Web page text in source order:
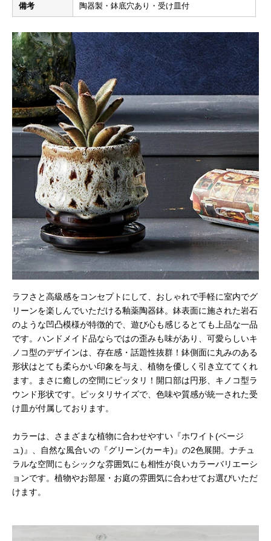
備考 陶器製・鉢底穴あり・受け皿付
ラフさと高級感をコンセプトにして、おしゃれで手軽に室内でグ
リーンを楽しんでいただける釉薬陶器鉢。鉢表面に施された岩石
のような凹凸模様が特徴的で、遊び心も感じるとても上品な一品
です。ハンドメイド品ならではの歪みも味があり、可愛らしいキ
ノコ型のデザインは、存在感・話題性抜群！鉢側面に丸みのある
形状はとても柔らかい印象を与え、植物を優しく引き立ててくれ
ます。まさに癒しの空間にピッタリ！開口部は円形、キノコ型ラ
ウンド形状です。ピッタリサイズで、色味や質感が統一された受
け皿が付属しております。
カラーは、さまざまな植物に合わせやすい『ホワイト(ベージ
ュ)』、自然な風合いの『グリーン(カーキ)』の2色展開。ナチュ
ラルな空間にもシックな雰囲気にも相性が良いカラーバリエーシ
ョンです。植物やお部屋・お庭の雰囲気に合わせてお選びいただ
けます。